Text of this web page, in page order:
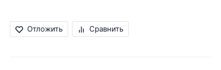
Отложить Сравнить